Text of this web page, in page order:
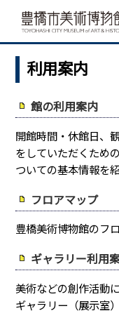
利用案内
館の利用案内
開館時間・休館日、
をしていただくため
ついての基本情報を
フロアマップ
豊橋美術博物館のフ
ギャラリー利用
美術などの創作活動
ギャラリー（展示室